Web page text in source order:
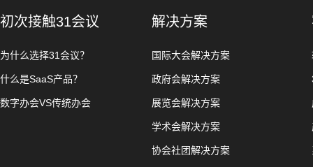
初次接触31会议
为什么选择31会议？
什么是SaaS产品？
数字办会VS传统办会
解决方案
国际大会解决方案
政府会解决方案
展览会解决方案
学术会解决方案
协会社团解决方案